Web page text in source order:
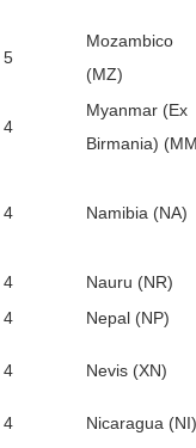
5
Mozambico
(MZ)
4
Myanmar (Ex
Birmania)
4 Namibia (NA)
4
Nauru (NR)
4 Nepal (NP)
4 Nevis (XN)
4
Nicaragua (NI)